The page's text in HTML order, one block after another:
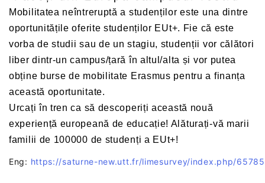
Mobilitatea neîntreruptă a studenților este una dintre
oportunitățile oferite studenților EUt+. Fie că este
vorba de studii sau de un stagiu, studenții vor călători
liber dintr-un campus/țară în altul/alta și vor putea
obține burse de mobilitate Erasmus pentru a finanța
această oportunitate.
Urcați în tren ca să descoperiți această nouă
experiență europeană de educație! Alăturați-vă marii
familii de 100000 de studenți a EUt+!
Eng: https://saturne-new.utt.fr/limesurvey/index.php/